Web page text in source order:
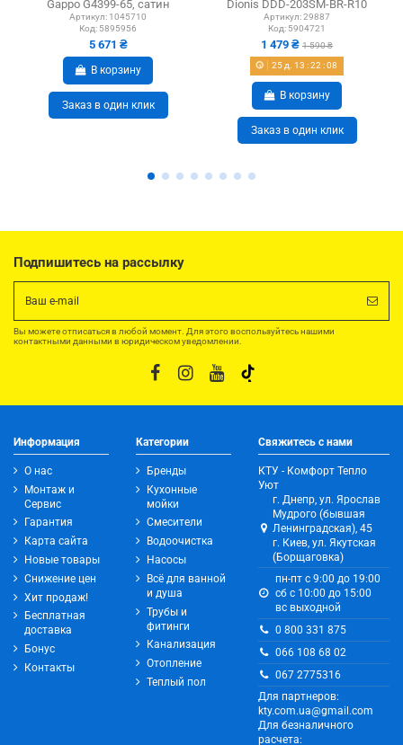
Gappo G4399-65, сатин
Артикул: 1045710
Код: 5895956
5 671 ₴
В корзину
Заказ в один клик
Dionis DDD-203SM-BR-R10
коричневый
Артикул:29887
Код: 5904721
1 479 ₴ 1 590 ₴
25д. 13 :22:08
В корзину
Заказ в один клик
Подпишитесь на рассылку
Вы можете отписаться в любой момент. Для этого воспользуйтесь нашими
контактными данными в юридическом уведомлении.
Информация
О нас
Монтаж и
Сервис
Гарантия
Карта сайта
Новые товары
Снижение цен
Хит продаж!
Бесплатная
доставка
Бонус
Контакты
Категории
Бренды
Кухонные
мойки
Смесители
Водоочистка
Насосы
Всё для ванной
и душа
Трубы и
фитинги
Канализация
Отопление
Теплый пол
Свяжитесь с нами
КТУ - Комфорт Тепло
Уют
г. Днепр, ул. Ярослав
Мудрого (бывшая
Ленинградская), 45
г. Киев, ул. Якутская
(Борщаговка)
пн-пт с 9:00 до 19:00
сб с 10:00 до 15:00
вс выходной
0 800 331 875
066 108 68 02
067 2775316
Для партнеров:
kty.com.ua@gmail.com
Для безналичного
расчета: